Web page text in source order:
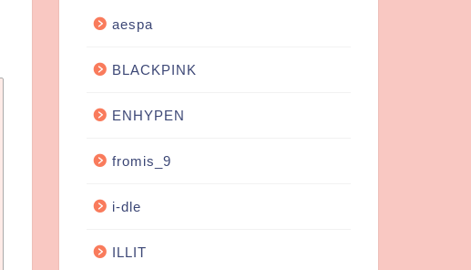
aespa
BLACKPINK
ENHYPEN
fromis_9
i-dle
ILLIT